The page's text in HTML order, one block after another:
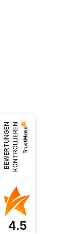
B
E
W
E
R
T
U
N
G
E
N
K
O
N
T
R
O
L
L
I
E
R
EN
4.5